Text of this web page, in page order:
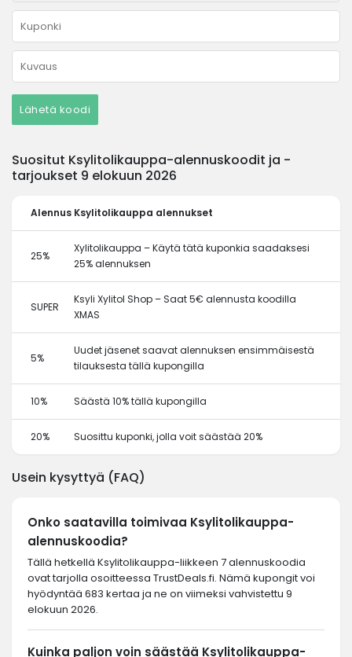
Lähetä koodi
Suositut Ksylitolikauppa-alennuskoodit ja -
tarjoukset 9 elokuun 2026
Alennus Ksylitolikauppa alennukset
25%
Xylitolikauppa – Käytä tätä kuponkia saadaksesi
25% alennuksen
SUPER
Ksyli Xylitol Shop – Saat 5€ alennusta koodilla
XMAS
5%
Uudet jäsenet saavat alennuksen ensimmäisestä
tilauksesta tällä kupongilla
10% Säästä 10% tällä kupongilla
20% Suosittu kuponki, jolla voit säästää 20%
Usein kysyttyä (FAQ)
Onko saatavilla toimivaa Ksylitolikauppa-
alennuskoodia?
Tällä hetkellä Ksylitolikauppa-liikkeen 7 alennuskoodia
ovat tarjolla osoitteessa TrustDeals.fi. Nämä kupongit voi
hyödyntää 683 kertaa ja ne on viimeksi vahvistettu 9
elokuun 2026.
Kuinka paljon voin säästää Ksylitolikauppa-